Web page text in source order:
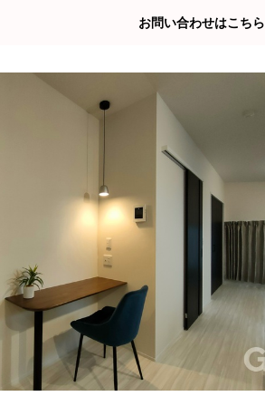
お問い合わせはこちら